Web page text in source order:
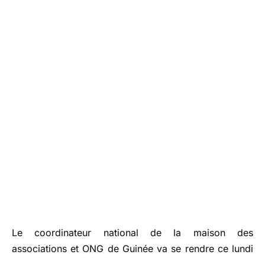
Le coordinateur national de la maison des
associations et ONG de Guinée va se rendre ce lundi